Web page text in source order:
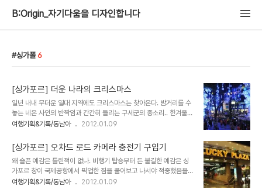
B:Origin_자기다움을 디자인합니다
싱가폴 6
[싱가포르] 더운 나라의 크리스마스
일년 내내 무더운 열대 지역에도 크리스마스는 찾아온다. 밤거리를 수
놓는 네온 사인의 반짝임과 간간히 들리는 구세군의 종소리.. 한겨울
산타가 나옴직한 익숙한 풍경을 답습한다. ▲ 사진 - 싱가포르 관광청
싶은 여느 크리스마스의 풍경이다. 그러나 직접 저 장소로 들어간다면
곧 이질감을 느끼리라. 페로 들어오는 후덥한 공기. 그 사이에 차갑게
빛나는 일루미네이션의 이질적임. ▲ 오차드 로드 앞의 네온사인, 사
진 - 싱가포르 관광청 반팔 입은채 모금활동을 벌이는 구세군 아저씨.
거리를 지나는 사람들의 복장이 샌들에 반팔이라면, 그리고 땀의 끈적
여행기획&기록/동남아 2012.01.09
[싱가포르] 오차드 로드 카메라 충전기 구입기
왜 슬픈 예감은 틀린적이 없나. 비행기 탑승부터 든 불길한 예감은 싱
가포르 창이 국제공항에서 픽업한 짐을 풀어보고 나서야 적중했음을
알았다. 카메라 충전기가 없다!!! 니콘이니 시내로 가면 얼마든지 구입
여행기획&기록/동남아 2012.01.09